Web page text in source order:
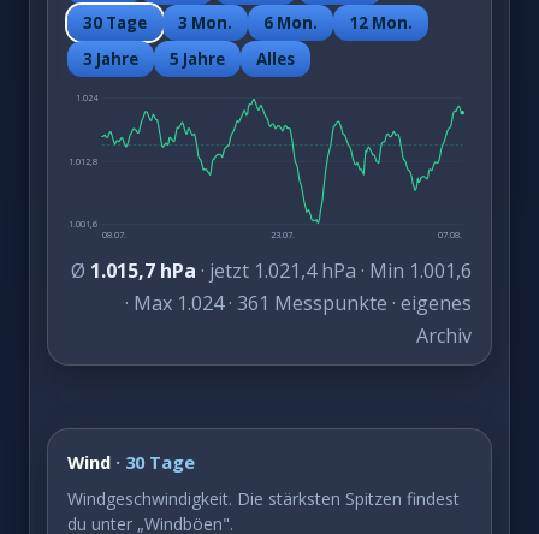
30 Tage
3 Mon. 6 Mon.
12 Mon.
3 Jahre
5 Jahre Alles
1.001,6
1.012,8
1.024
08.07. 23.07. 07.08.
Ø 1.015,7 hPa · jetzt 1.021,4 hPa · Min 1.001,6
· Max 1.024 · 361 Messpunkte · eigenes
Archiv
Wind · 30 Tage
Windgeschwindigkeit. Die stärksten Spitzen findest
du unter „Windböen".